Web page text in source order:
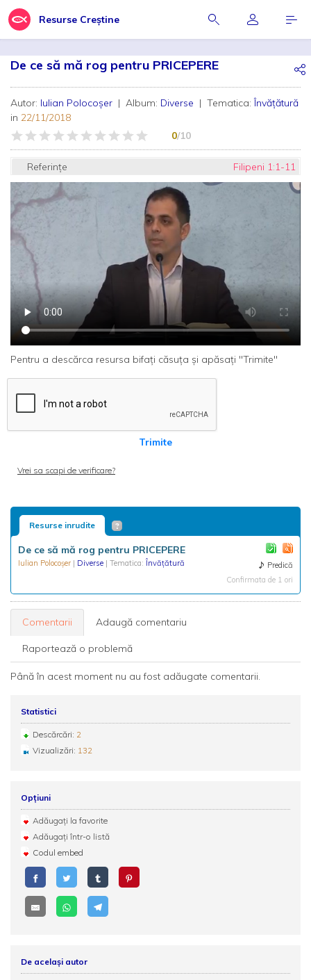
Resurse Creștine
De ce să mă rog pentru PRICEPERE
Autor: Iulian Polocoșer | Album: Diverse | Tematica:Învățătură
in 22/11/2018
0/10
Referințe Filipeni 1:1-11
Pentru a descărca resursa bifați căsuța și apăsați "Trimite"
Trimite
Vrei sa scapi de verificare?
Resurse inrudite
De ce să mă rog pentru PRICEPERE
Iulian Polocoșer | Diverse | Tematica: Învățătură
Predică
Confirmata de 1 ori
Comentarii Adaugă comentariu
Raportează o problemă
Până în acest moment nu au fost adăugate comentarii.
Statistici
Descărcări: 2
Vizualizări: 132
Opțiuni
Adăugați la favorite
Adăugați într-o listă
Codul embed
De același autor